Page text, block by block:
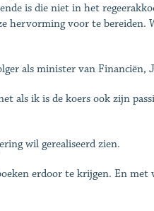
is die niet in het
hervorming voor te bereiden.
als minister van Financiën,
als ik is de koers ook zijn
wil gerealiseerd zien.
erdoor te krijgen. En met